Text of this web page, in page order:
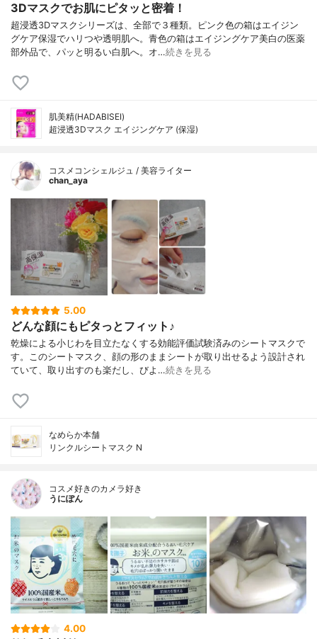
3Dマスクでお肌にピタッと密着！
超浸透3Dマスクシリーズは、全部で３種類。ピンク色の箱はエイジン
グケア保湿でハリつや透明肌へ。青色の箱はエイジングケア美白の医薬
部外品で、パッと明るい白肌へ。オ…続きを見る
肌美精(HADABISEI)
超浸透3Dマスク エイジングケア (保湿)
コスメコンシェルジュ / 美容ライター
chan_aya
5.00
どんな顔にもピタっとフィット♪
乾燥による小じわを目立たなくする効能評価試験済みのシートマスクで
す。このシートマスク、顔の形のままシートが取り出せるよう設計され
ていて、取り出すのも楽だし、びよ…続きを見る
なめらか本舗
リンクルシートマスク N
コスメ好きのカメラ好き
うにぽん
4.00